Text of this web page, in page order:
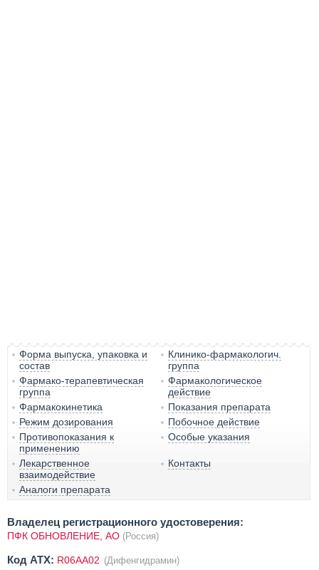
Форма выпуска, упаковка и
состав
Клинико-фармакологич.
группа
Фармако-терапевтическая
группа
Фармакологическое
действие
Фармакокинетика
Показания препарата
Режим дозирования
Побочное действие
Противопоказания к
применению
Особые указания
Лекарственное
взаимодействие
Контакты
Аналоги препарата
Владелец регистрационного удостоверения:
ПФК ОБНОВЛЕНИЕ, АО (Россия)
Код ATX: R06AA02 (Дифенгидрамин)